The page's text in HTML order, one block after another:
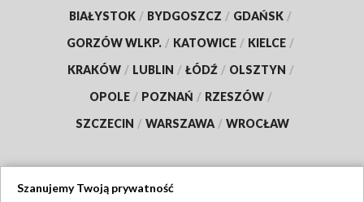
BIAŁYSTOK / BYDGOSZCZ / GDAŃSK /
GORZÓW WLKP. / KATOWICE / KIELCE /
KRAKÓW / LUBLIN / ŁÓDŹ / OLSZTYN /
OPOLE / POZNAŃ / RZESZÓW /
SZCZECIN / WARSZAWA / WROCŁAW
Szanujemy Twoją prywatność